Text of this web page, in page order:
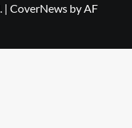
| CoverNews by AF